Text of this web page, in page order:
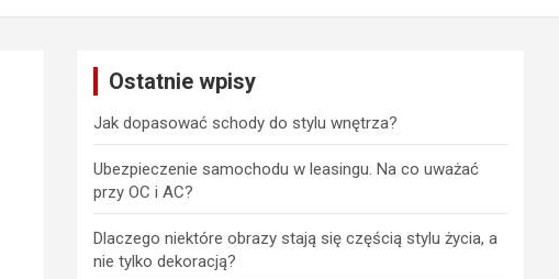
Ostatnie wpisy
Jak dopasować schody do stylu wnętrza?
Ubezpieczenie samochodu w leasingu. Na co uważać
przy OC i AC?
Dlaczego niektóre obrazy stają się częścią stylu życia, a
nie tylko dekoracją?